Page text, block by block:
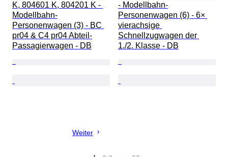
K, 804601 K, 804201 K -
Modellbahn-
Personenwagen (3) - BC
pr04 & C4 pr04 Abteil-
Passagierwagen - DB
- Modellbahn-
Personenwagen (6) - 6×
vierachsige
Schnellzugwagen der
1./2. Klasse - DB
Weiter